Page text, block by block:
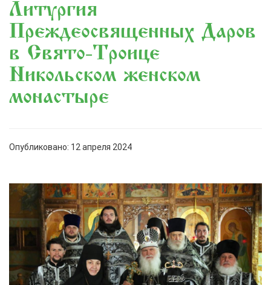
Литургия
Преждеосвященных Даров
в Свято-Троице
Никольском женском
монастыре
Опубликовано: 12 апреля 2024